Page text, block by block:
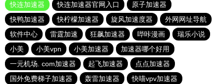
快连加速器
快连加速器官网入口
原子加速器
快鸭加速器
快柠檬加速器 旋风加速度器
外网网址导航
软件中心
雷霆加速 狂飙加速器 哔咔漫画
瑞乐小说
小美
小美vpn 小美加速器
加速器哪个好用
一元机场. com加速器
起飞加速器
点点加速器
国外免费梯子加速器
轰雷加速器
快喵vpv加速器